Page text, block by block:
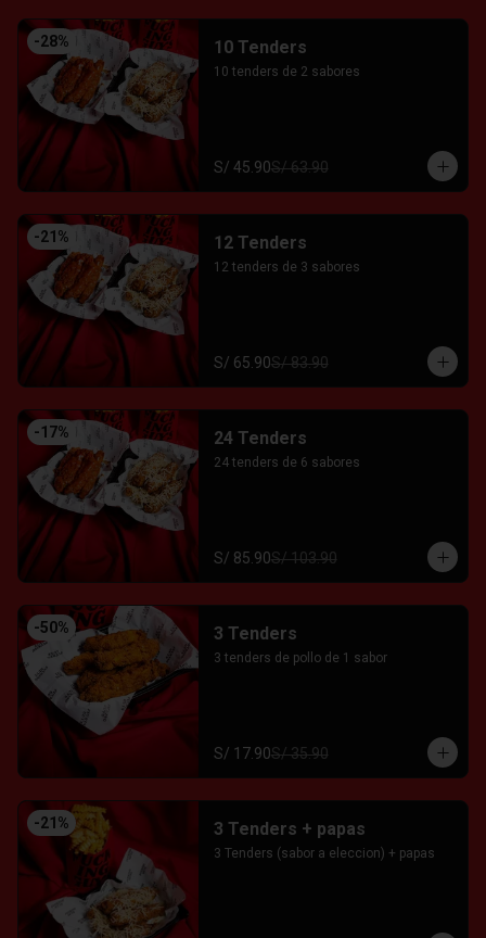
-28% 10 Tenders
10 tenders de 2 sabores
S/ 45.90S/ 63.90
-21 % 12 Tenders
12 tenders de 3 sabores
S/ 65.90S/ 83.90
-17% 24 Tenders
24 tenders de 6 sabores
S/ 85.90S/ 103.90
-50% 3 Tenders
3 tenders de pollo de 1 sabor
S/ 17.90S/ 35.90
-21 % 3 Tenders + papas
3 Tenders (sabor a eleccion) + papas